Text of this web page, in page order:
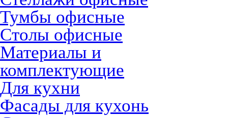
Тумбы офисные
Столы офисные
Материалы и
комплектующие
Для кухни
Фасады для кухонь